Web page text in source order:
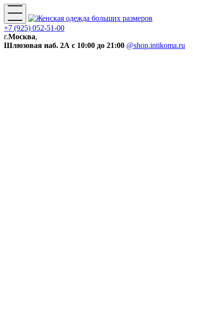
+7 (925) 052-51-00
г.Москва,
Шлюзовая наб. 2А с 10:00 до 21:00 @shop.intikoma.ru